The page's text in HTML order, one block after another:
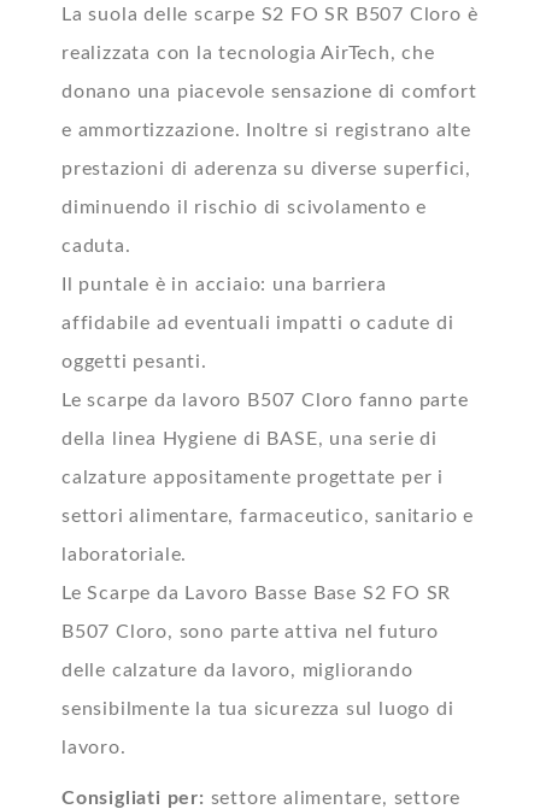
La suola delle scarpe S2 FO SR B507 Cloro è
realizzata con la tecnologia AirTech, che
donano una piacevole sensazione di comfort
e ammortizzazione. Inoltre si registrano alte
prestazioni di aderenza su diverse superfici,
diminuendo il rischio di scivolamento e
caduta.
Il puntale è in acciaio: una barriera
affidabile ad eventuali impatti o cadute di
oggetti pesanti.
Le scarpe da lavoro B507 Cloro fanno parte
della linea Hygiene di BASE, una serie di
calzature appositamente progettate per i
settori alimentare, farmaceutico, sanitario e
laboratoriale.
Le Scarpe da Lavoro Basse Base S2 FO SR
B507 Cloro, sono parte attiva nel futuro
delle calzature da lavoro, migliorando
sensibilmente la tua sicurezza sul luogo di
lavoro.
Consigliati per: settore alimentare, settore